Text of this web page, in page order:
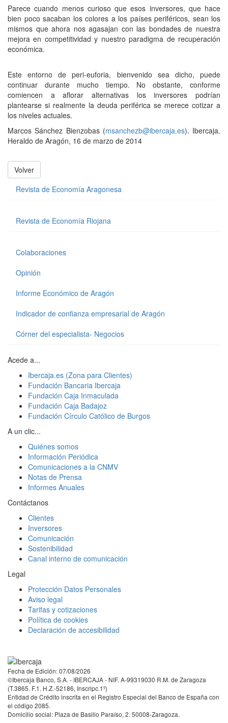
Parece cuando menos curioso que esos inversores, que hace
bien poco sacaban los colores a los países periféricos, sean los
mismos que ahora nos agasajan con las bondades de nuestra
mejora en competitividad y nuestro paradigma de recuperación
económica.
Este entorno de peri-euforia, bienvenido sea dicho, puede
continuar durante mucho tiempo. No obstante, conforme
comiencen a aflorar alternativas los inversores podrían
plantearse si realmente la deuda periférica se merece cotizar a
los niveles actuales.
Marcos Sánchez Bienzobas (msanchezb@ibercaja.es). Ibercaja.
Heraldo de Aragón, 16 de marzo de 2014
Volver
Revista de Economía Aragonesa
Revista de Economía Riojana
Colaboraciones
Opinión
Informe Económico de Aragón
Indicador de confianza empresarial de Aragón
Córner del especialista- Negocios
Acede a...
Ibercaja.es (Zona para Clientes)
Fundación Bancaria Ibercaja
Fundación Caja Inmaculada
Fundación Caja Badajoz
Fundación Círculo Católico de Burgos
A un clic...
Quiénes somos
Información Periódica
Comunicaciones a la CNMV
Notas de Prensa
Informes Anuales
Contáctanos
Clientes
Inversores
Comunicación
Sostenibilidad
Canal interno de comunicación
Legal
Protección Datos Personales
Aviso legal
Tarifas y cotizaciones
Política de cookies
Declaración de accesibilidad
Fecha de Edición: 07/08/2026
©Ibercaja Banco, S.A. - IBERCAJA - NIF. A-99319030 R.M. de Zaragoza
(T.3865. F.1. H.Z.-52186, Inscripc.1º)
Entidad de Crédito inscrita en el Registro Especial del Banco de España con
el código 2085.
Domicilio social: Plaza de Basilio Paraíso, 2. 50008-Zaragoza.